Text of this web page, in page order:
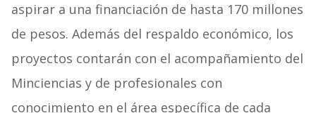
aspirar a una financiación de hasta 170 millones
de pesos. Además del respaldo económico, los
proyectos contarán con el acompañamiento del
Minciencias y de profesionales con
conocimiento en el área específica de cada